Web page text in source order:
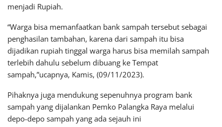
menjadi Rupiah.
“Warga bisa memanfaatkan bank sampah tersebut sebagai
penghasilan tambahan, karena dari sampah itu bisa
dijadikan rupiah tinggal warga harus bisa memilah sampah
terlebih dahulu sebelum dibuang ke Tempat
sampah,”ucapnya, Kamis, (09/11/2023).
Pihaknya juga mendukung sepenuhnya program bank
sampah yang dijalankan Pemko Palangka Raya melalui
depo-depo sampah yang ada sejauh ini